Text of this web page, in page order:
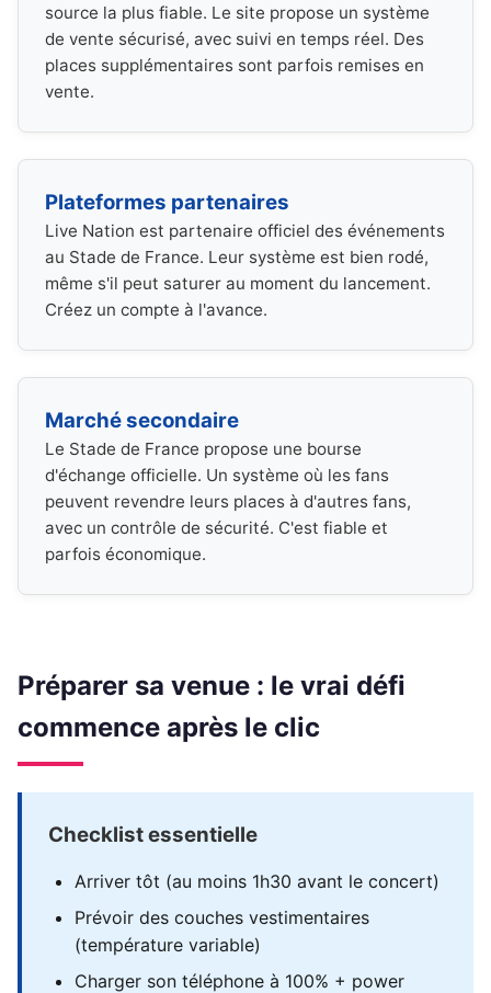
source la plus fiable. Le site propose un système
de vente sécurisé, avec suivi en temps réel. Des
places supplémentaires sont parfois remises en
vente.
Plateformes partenaires
Live Nation est partenaire officiel des événements
au Stade de France. Leur système est bien rodé,
même s'il peut saturer au moment du lancement.
Créez un compte à l'avance.
Marché secondaire
Le Stade de France propose une bourse
d'échange officielle. Un système où les fans
peuvent revendre leurs places à d'autres fans,
avec un contrôle de sécurité. C'est fiable et
parfois économique.
Préparer sa venue : le vrai défi
commence après le clic
Checklist essentielle
Arriver tôt (au moins 1h30 avant le concert)
Prévoir des couches vestimentaires
(température variable)
Charger son téléphone à 100% + power